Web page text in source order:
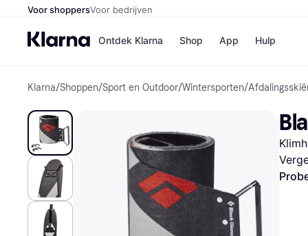
Voor shoppersVoor bedrijven
Ontdek Klarna Shop
Winkels
Bol
H&M
App Hulp
Klarna/Shoppen/Sport en Outdoor/Wintersporten/